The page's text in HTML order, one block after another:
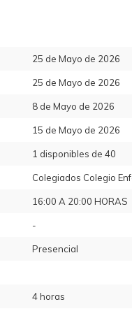
25 de Mayo de 2026
25 de Mayo de 2026
8 de Mayo de 2026
15 de Mayo de 2026
1 disponibles de 40
Colegiados Colegio
16:00 A 20:00 HORAS
-
Presencial
4 horas